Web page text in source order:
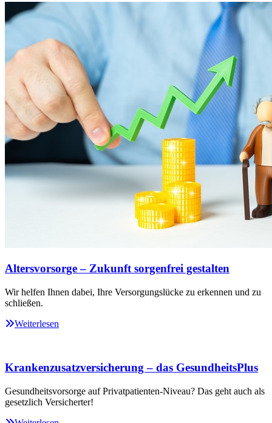
Altersvorsorge – Zukunft sorgenfrei gestalten
Wir helfen Ihnen dabei, Ihre Versorgungslücke zu erkennen und zu
schließen.
Weiterlesen
Krankenzusatzversicherung – das GesundheitsPlus
Gesundheitsvorsorge auf Privatpatienten-Niveau? Das geht auch als
gesetzlich Versicherter!